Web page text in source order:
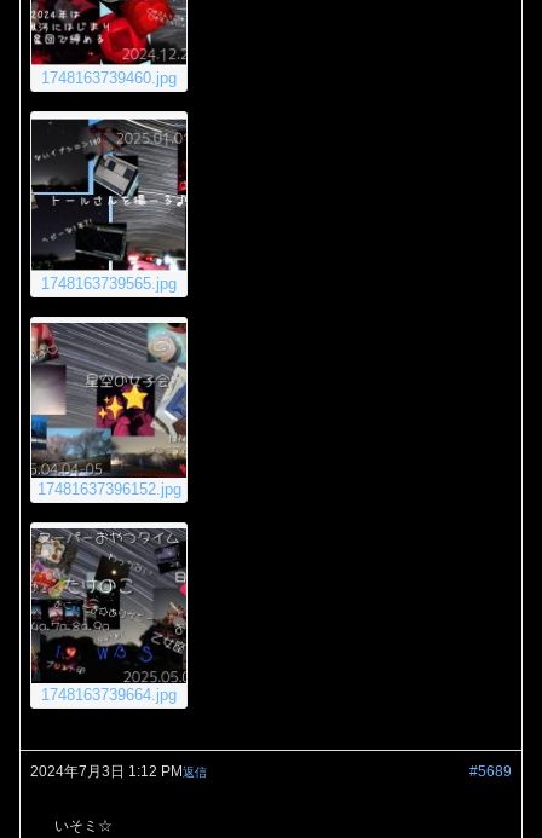
1748163739460.jpg
1748163739565.jpg
17481637396152.jpg
1748163739664.jpg
2024年7月3日 1:12 PM #5689
返信
いそミ☆